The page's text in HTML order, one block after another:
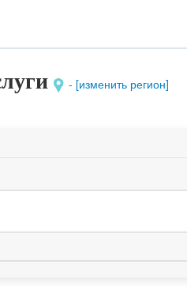
- [изменить регион]